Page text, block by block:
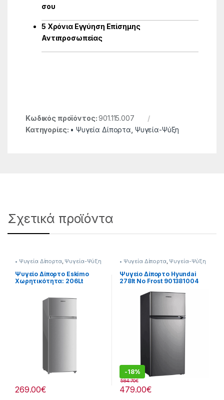
σου
5 Χρόνια Εγγύηση Επίσημης
Αντιπροσωπείας
Κωδικός προϊόντος:901.115.007
Κατηγορίες: • Ψυγεία Δίπορτα Ψυγεία-Ψύξη
Σχετικά προϊόντα
• Ψυγεία Δίπορτα, Ψυγεία-Ψύξη
Ψυγείο Δίπορτο Eskimo
Χωρητικότητα: 206Lt
269.00€
• Ψυγεία Δίπορτα, Ψυγεία-Ψύξη
Ψυγείο Δίπορτο Hyundai
278lt No Frost 901381004
-18%
479.00€
584.70€